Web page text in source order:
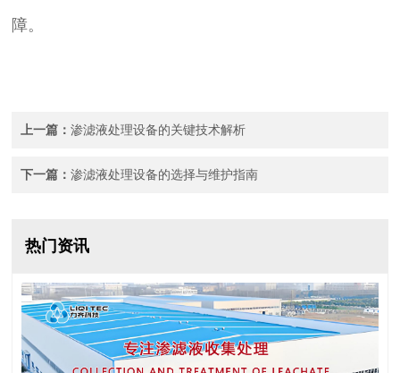
障。
上一篇：渗滤液处理设备的关键技术解析
下一篇：渗滤液处理设备的选择与维护指南
热门资讯